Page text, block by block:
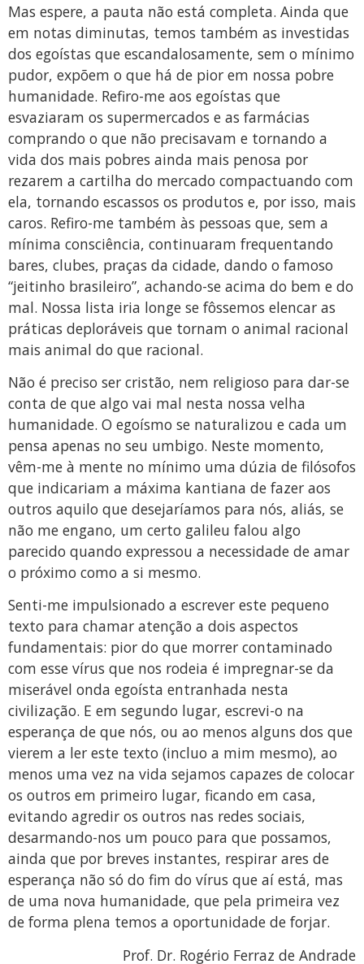
Mas espere, a pauta não está completa. Ainda que
em notas diminutas, temos também as investidas
dos egoístas que escandalosamente, sem o mínimo
pudor, expõem o que há de pior em nossa pobre
humanidade. Refiro-me aos egoístas que
esvaziaram os supermercados e as farmácias
comprando o que não precisavam e tornando a
vida dos mais pobres ainda mais penosa por
rezarem a cartilha do mercado compactuando com
ela, tornando escassos os produtos e, por isso, mais
caros. Refiro-me também às pessoas que, sem a
mínima consciência, continuaram frequentando
bares, clubes, praças da cidade, dando o famoso
“jeitinho brasileiro”, achando-se acima do bem e do
mal. Nossa lista iria longe se fôssemos elencar as
práticas deploráveis que tornam o animal racional
mais animal do que racional.
Não é preciso ser cristão, nem religioso para dar-se
conta de que algo vai mal nesta nossa velha
humanidade. O egoísmo se naturalizou e cada um
pensa apenas no seu umbigo. Neste momento,
vêm-me à mente no mínimo uma dúzia de filósofos
que indicariam a máxima kantiana de fazer aos
outros aquilo que desejaríamos para nós, aliás, se
não me engano, um certo galileu falou algo
parecido quando expressou a necessidade de amar
o próximo como a si mesmo.
Senti-me impulsionado a escrever este pequeno
texto para chamar atenção a dois aspectos
fundamentais: pior do que morrer contaminado
com esse vírus que nos rodeia é impregnar-se da
miserável onda egoísta entranhada nesta
civilização. E em segundo lugar, escrevi-o na
esperança de que nós, ou ao menos alguns dos que
vierem a ler este texto (incluo a mim mesmo), ao
menos uma vez na vida sejamos capazes de colocar
os outros em primeiro lugar, ficando em casa,
evitando agredir os outros nas redes sociais,
desarmando-nos um pouco para que possamos,
ainda que por breves instantes, respirar ares de
esperança não só do fim do vírus que aí está, mas
de uma nova humanidade, que pela primeira vez
de forma plena temos a oportunidade de forjar.
Prof. Dr. Rogério Ferraz de Andrade